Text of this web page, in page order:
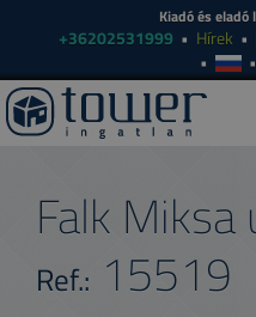
Kiadó és eladó
+36202531999 Hírek
Falk Miksa
Ref.: 15519